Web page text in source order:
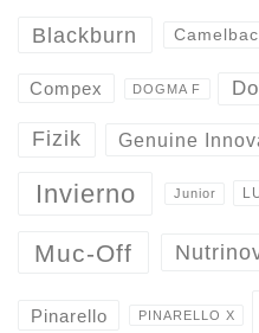
Blackburn
Compex DOGMA F
Fizik Genuine
Invierno Junior
Muc-Off
Pinarello PINARELLO X